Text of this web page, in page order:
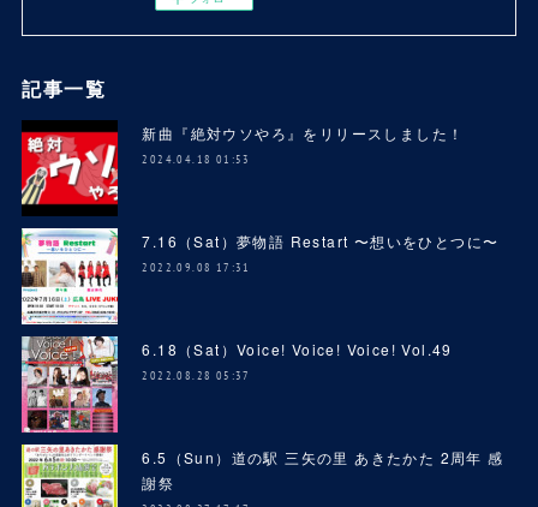
記事一覧
新曲『絶対ウソやろ』をリリースしました！
2024.04.18 01:53
7.16（Sat）夢物語 Restart 〜想いをひとつに〜
2022.09.08 17:31
6.18（Sat）Voice! Voice! Voice! Vol.49
2022.08.28 05:37
6.5（Sun）道の駅 三矢の里 あきたかた 2周年 感
謝祭